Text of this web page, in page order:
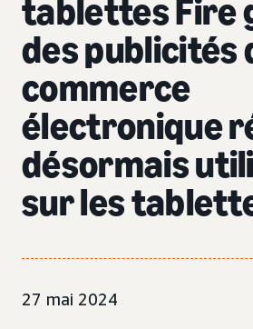
tablettes Fire
des publicités
commerce
électronique
désormais
sur les
27 mai 2024